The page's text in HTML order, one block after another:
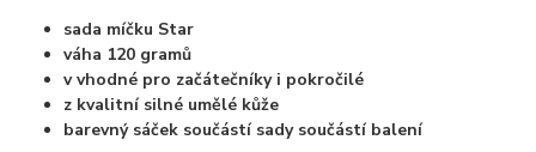
sada míčku Star
váha 120 gramů
v vhodné pro začátečníky i pokročilé
z kvalitní silné umělé kůže
barevný sáček součástí sady součástí balení